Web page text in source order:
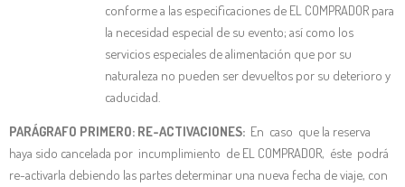
conforme a las especificaciones de EL COMPRADOR para
la necesidad especial de su evento; así como los
servicios especiales de alimentación que por su
naturaleza no pueden ser devueltos por su deterioro y
caducidad.
PARÁGRAFO PRIMERO: RE-ACTIVACIONES: En caso que la reserva
haya sido cancelada por incumplimiento de EL COMPRADOR, éste podrá
re-activarla debiendo las partes determinar una nueva fecha de viaje, con